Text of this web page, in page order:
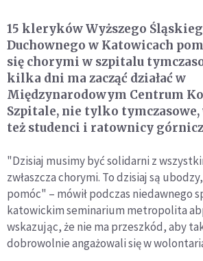
15 kleryków Wyższego
Duchownego w Katowicach
się chorymi w szpitalu
kilka dni ma zacząć działać w
Międzynarodowym Centrum
Szpitale, nie tylko tymczasowe,
też studenci i ratownicy
"Dzisiaj musimy być solidarni z
zwłaszcza chorymi. To dzisiaj są
pomóc" – mówił podczas niedawnego
katowickim seminarium metropolita
wskazując, że nie ma przeszkód, aby
dobrowolnie angażowali się w